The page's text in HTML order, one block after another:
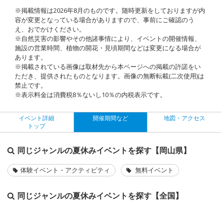
※掲載情報は2026年8月のものです。随時更新をしておりますが内
容が変更となっている場合がありますので、事前にご確認のう
え、おでかけください。
※自然災害の影響やその他諸事情により、イベントの開催情報、
施設の営業時間、植物の開花・見頃期間などは変更になる場合が
あります。
※掲載されている画像は取材先から本ページへの掲載の許諾をい
ただき、提供されたものとなります。画像の無断転載(二次使用)は
禁止です。
※表示料金は消費税8％ないし10％の内税表示です。
イベント詳細
トップ
開催期間など 地図・アクセス
同じジャンルの夏休みイベントを探す【岡山県】
体験イベント・アクティビティ 無料イベント
同じジャンルの夏休みイベントを探す【全国】